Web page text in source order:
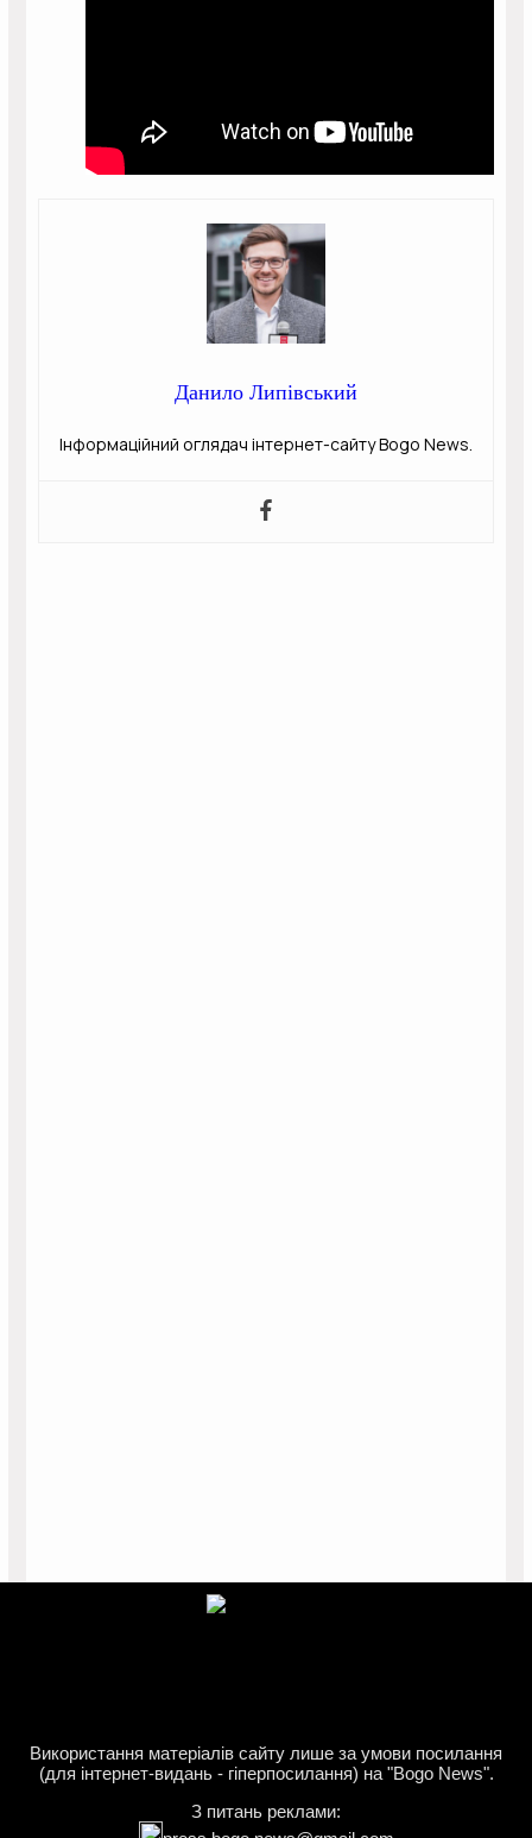
Данило Липівський
Інформаційний оглядач інтернет-сайту Bogo News.
Використання матеріалів сайту лише за умови посилання
(для інтернет-видань - гіперпосилання) на "Bogo News".
З питань реклами: